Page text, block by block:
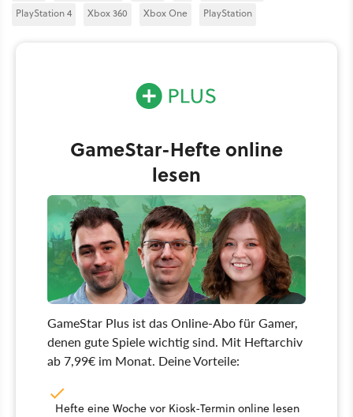
PlayStation 4
Xbox 360 Xbox One PlayStation
GameStar-Hefte online
lesen
GameStar Plus ist das Online-Abo für Gamer,
denen gute Spiele wichtig sind. Mit Heftarchiv
ab 7,99€ im Monat. Deine Vorteile:
Hefte eine Woche vor Kiosk-Termin online lesen